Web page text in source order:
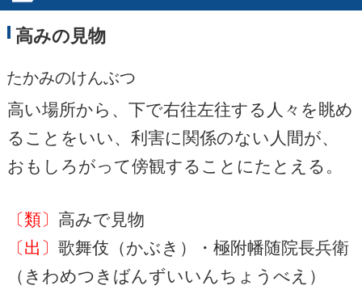
高みの見物
たかみのけんぶつ
高い場所から、下で右往左往する人々を眺め
ることをいい、利害に関係のない人間が、
おもしろがって傍観することにたとえる。
〔類〕 高みで見物
〔出〕 歌舞伎（かぶき）・極附幡随院長兵衛
（きわめつきばんずいいんちょうべえ）